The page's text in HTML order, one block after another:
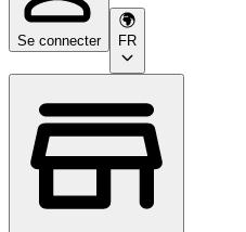
Se connecter FR